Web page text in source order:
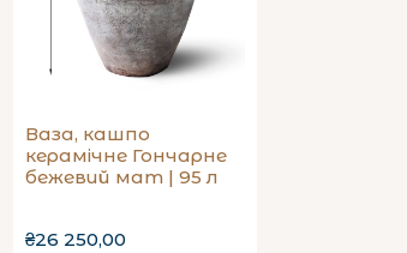
Ваза, кашпо
керамічне Гончарне
бежевий мат | 95 л
₴26 250,00